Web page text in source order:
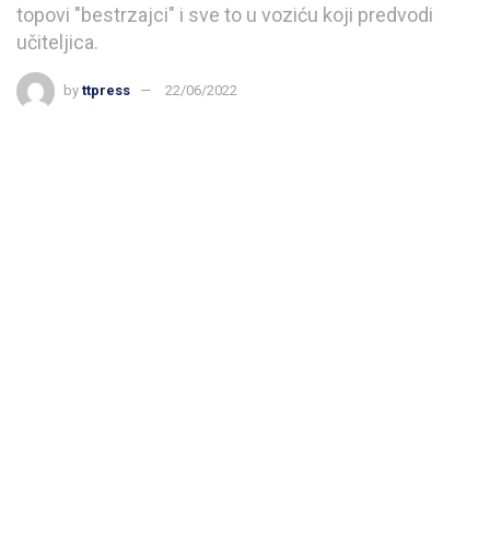
topovi "bestrzajci" i sve to u voziću koji predvodi
učiteljica.
by ttpress 22/06/2022